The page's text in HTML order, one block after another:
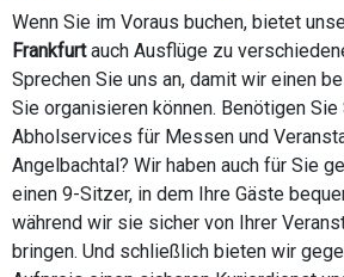
Wenn Sie im Voraus buchen, bietet
Frankfurtauch Ausflüge zu
Sprechen Sie uns an, damit wir einen
Sie organisieren können. Benötigen Sie
Abholservices für Messen und
Angelbachtal? Wir haben auch für Sie
einen 9-Sitzer, in dem Ihre Gäste
während wir sie sicher von Ihrer
bringen. Und schließlich bieten wir